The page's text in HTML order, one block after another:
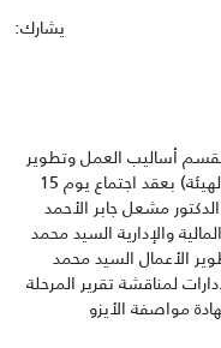
يشارك:
بقسم أساليب العمل وتطوير
الخدمة في هيئة تشجيع الاستثمار المباشر (الهيئة) بعقد اجتماع يوم 15
الدكتور مشعل جابر الأحمد
والإدارية السيد محمد
الأعمال السيد محمد
لمناقشة تقرير المرحلة
مواصفة الأيزو